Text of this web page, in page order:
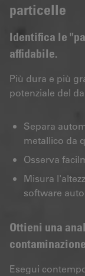
particelle
Identifica le
affidabile.
Più dura e più
potenziale del
Separa
metallico da
Osserva
Misura
software
Ottieni una
Esegui